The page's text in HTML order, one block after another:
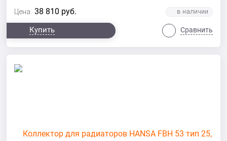
Цена: 38 810 руб.
Купить Сравнить